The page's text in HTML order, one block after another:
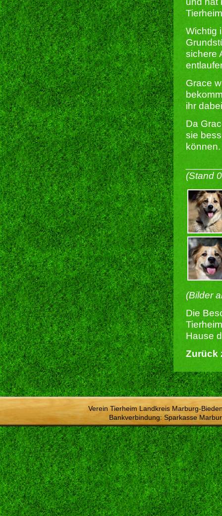
Wichtig
sichere
Grace
ihr
Da
sie
können.
(Stand
(Bilder
Die
Hause
Zurück
Verein Tierheim Landkreis Marburg-
Bankverbindung: Sparkasse